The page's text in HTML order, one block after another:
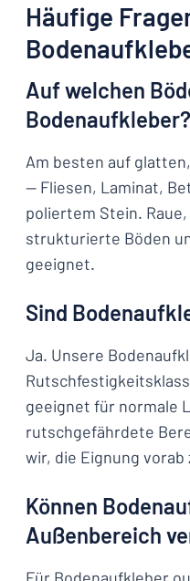
Häufige
Auf welchen
Bodenaufkleber?
Am besten auf
— Fliesen, Laminat,
poliertem Stein.
strukturierte Böden
geeignet.
Sind
Ja. Unsere
geeignet für normale
rutschgefährdete
wir, die Eignung vorab
Können
Außenbereich